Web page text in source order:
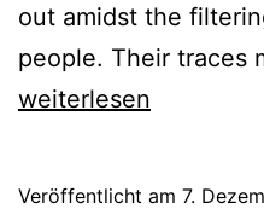
out amidst the
people. Their traces
weiterlesen
Veröffentlicht am 7.